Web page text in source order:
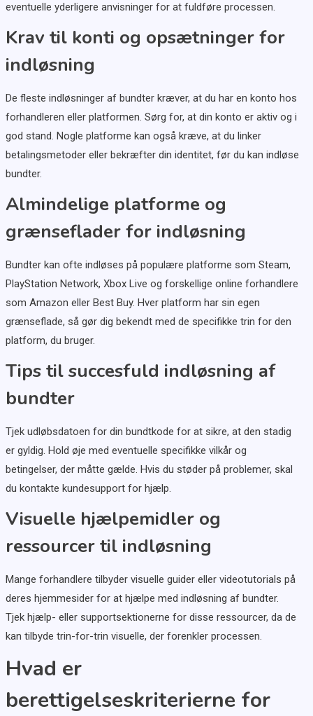
eventuelle yderligere anvisninger for at fuldføre processen.
Krav til konti og opsætninger for
indløsning
De fleste indløsninger af bundter kræver, at du har en konto hos
forhandleren eller platformen. Sørg for, at din konto er aktiv og i
god stand. Nogle platforme kan også kræve, at du linker
betalingsmetoder eller bekræfter din identitet, før du kan indløse
bundter.
Almindelige platforme og
grænseflader for indløsning
Bundter kan ofte indløses på populære platforme som Steam,
PlayStation Network, Xbox Live og forskellige online forhandlere
som Amazon eller Best Buy. Hver platform har sin egen
grænseflade, så gør dig bekendt med de specifikke trin for den
platform, du bruger.
Tips til succesfuld indløsning af
bundter
Tjek udløbsdatoen for din bundtkode for at sikre, at den stadig
er gyldig. Hold øje med eventuelle specifikke vilkår og
betingelser, der måtte gælde. Hvis du støder på problemer, skal
du kontakte kundesupport for hjælp.
Visuelle hjælpemidler og
ressourcer til indløsning
Mange forhandlere tilbyder visuelle guider eller videotutorials på
deres hjemmesider for at hjælpe med indløsning af bundter.
Tjek hjælp- eller supportsektionerne for disse ressourcer, da de
kan tilbyde trin-for-trin visuelle, der forenkler processen.
Hvad er
berettigelseskriterierne for